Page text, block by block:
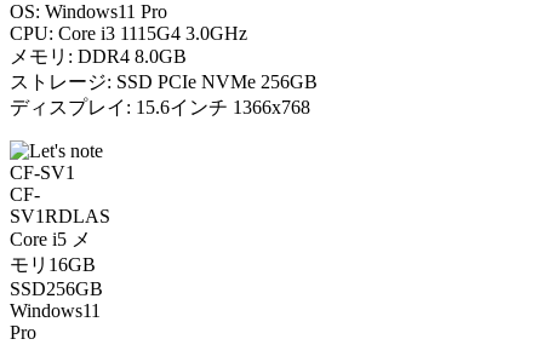
OS: Windows11 Pro
CPU: Core i3 1115G4 3.0GHz
メモリ: DDR4 8.0GB
ストレージ: SSD PCIe NVMe 256GB
ディスプレイ: 15.6インチ 1366x768